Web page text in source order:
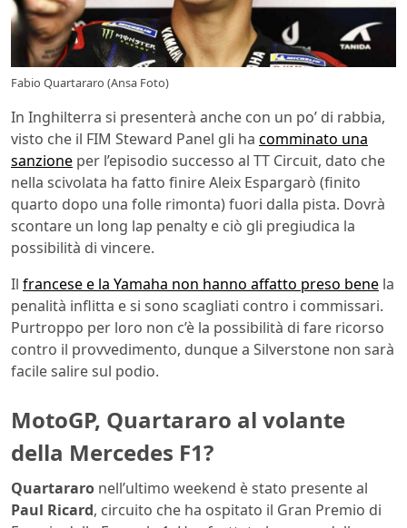
Fabio Quartararo (Ansa Foto)
In Inghilterra si presenterà anche con un po’ di rabbia,
visto che il FIM Steward Panel gli ha comminato una
sanzione per l’episodio successo al TT Circuit, dato che
nella scivolata ha fatto finire Aleix Espargarò (finito
quarto dopo una folle rimonta) fuori dalla pista. Dovrà
scontare un long lap penalty e ciò gli pregiudica la
possibilità di vincere.
Il francese e la Yamaha non hanno affatto preso bene la
penalità inflitta e si sono scagliati contro i commissari.
Purtroppo per loro non c’è la possibilità di fare ricorso
contro il provvedimento, dunque a Silverstone non sarà
facile salire sul podio.
MotoGP, Quartararo al volante
della Mercedes F1?
Quartararo nell’ultimo weekend è stato presente al
Paul Ricard, circuito che ha ospitato il Gran Premio di